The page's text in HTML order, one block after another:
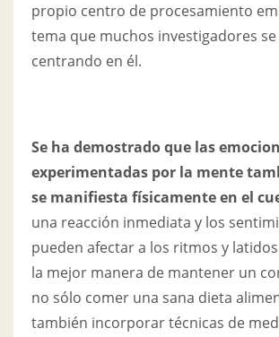
propio centro de procesamiento
tema que muchos investigadores
centrando en él.
Se ha demostrado que las
experimentadas por la mente
se manifiesta físicamente en el
una reacción inmediata y los
pueden afectar a los ritmos y
la mejor manera de mantener un
no sólo comer una sana dieta
también incorporar técnicas de